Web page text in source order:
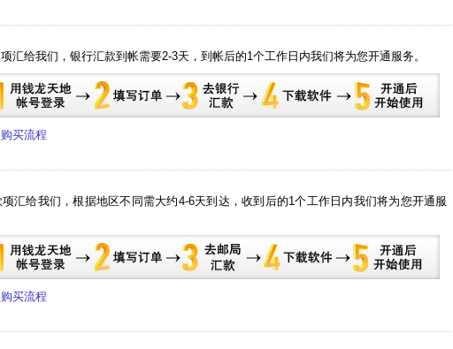
汇给我们，银行汇款到帐需要2-3天，到帐后的1个工作日内我们将为您开通服务。
买流程
汇给我们，根据地区不同需大约4-6天到达，收到后的1个工作日内我们将为您开通服
买流程